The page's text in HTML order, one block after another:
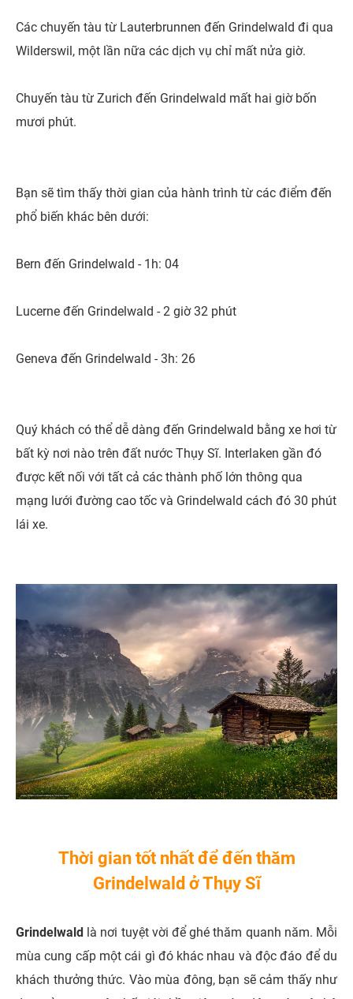
Các chuyến tàu từ Lauterbrunnen đến Grindelwald đi qua
Wilderswil, một lần nữa các dịch vụ chỉ mất nửa giờ.
Chuyến tàu từ Zurich đến Grindelwald mất hai giờ bốn
mươi phút.
Bạn sẽ tìm thấy thời gian của hành trình từ các điểm đến
phổ biến khác bên dưới:
Bern đến Grindelwald - 1h: 04
Lucerne đến Grindelwald - 2 giờ 32 phút
Geneva đến Grindelwald - 3h: 26
Quý khách có thể dễ dàng đến Grindelwald bằng xe hơi từ
bất kỳ nơi nào trên đất nước Thụy Sĩ. Interlaken gần đó
được kết nối với tất cả các thành phố lớn thông qua
mạng lưới đường cao tốc và Grindelwald cách đó 30 phút
lái xe.
Thời gian tốt nhất để đến thăm
Grindelwald ở Thụy Sĩ
Grindelwald là nơi tuyệt vời để ghé thăm quanh năm. Mỗi
mùa cung cấp một cái gì đó khác nhau và độc đáo để du
khách thưởng thức. Vào mùa đông, bạn sẽ cảm thấy như